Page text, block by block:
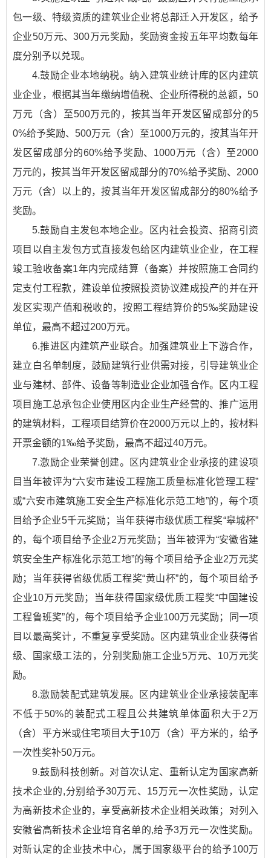
包一级、特级资质的建筑业企业将总部迁入开发区，给予
企业50万元、300万元奖励，奖励资金按五年平均数每年
度分别予以兑现。
4.鼓励企业本地纳税。纳入建筑业统计库的区内建筑
业企业，根据其当年缴纳增值税、企业所得税的总额，50
万元（含）至500万元的，按其当年开发区留成部分的5
0%给予奖励、500万元（含）至1000万元的，按其当年开
发区留成部分的60%给予奖励、1000万元（含）至2000
万元的，按其当年开发区留成部分的70%给予奖励、2000
万元（含）以上的，按其当年开发区留成部分的80%给予
奖励。
5.鼓励自主发包本地企业。区内社会投资、招商引资
项目以自主发包方式直接发包给区内建筑业企业，在工程
竣工验收备案1年内完成结算（备案）并按照施工合同约
定支付工程款，建设单位按照投资协议建成投产的并在开
发区实现产值和税收的，按照工程结算价的5‰奖励建设
单位，最高不超过200万元。
6.推进区内建筑产业联合。加强建筑业上下游合作，
建立白名单制度，鼓励建筑行业供需对接，引导建筑业企
业与建材、部件、设备等制造业企业加强合作。区内工程
项目施工总承包企业使用区内企业生产经营的、推广运用
的建筑材料，工程项目结算价在2000万元以上的，按材料
开票金额的1‰给予奖励，最高不超过40万元。
7.激励企业荣誉创建。区内建筑业企业承接的建设项
目当年被评为“六安市建设工程施工质量标准化管理工程”
或“六安市建筑施工安全生产标准化示范工地”的，每个项
目给予企业5千元奖励；当年获得市级优质工程奖“皋城杯”
的，每个项目给予企业2万元奖励；当年被评为“安徽省建
筑安全生产标准化示范工地”的每个项目给予企业2万元奖
励；当年获得省级优质工程奖“黄山杯”的，每个项目给予
企业10万元奖励；当年获得国家级优质工程奖“中国建设
工程鲁班奖”的，每个项目给予企业100万元奖励；同一项
目以最高奖计，不重复享受奖励。区内建筑业企业获得省
级、国家级工法的，分别奖励施工企业5万元、10万元奖
励。
8.激励装配式建筑发展。区内建筑业企业承接装配率
不低于50%的装配式工程且公共建筑单体面积大于2万
（含）平方米或住宅项目大于10万（含）平方米的，给予
一次性奖补50万元。
9.鼓励科技创新。对首次认定、重新认定为国家高新
技术企业的,分别给予30万元、15万元一次性奖励，认定
为高新技术企业的，享受高新技术企业相关政策；对列入
安徽省高新技术企业培育名单的,给予3万元一次性奖励。
对新认定的企业技术中心，属于国家级平台的给予100万